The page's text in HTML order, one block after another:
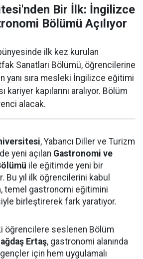
Bir İlk: İngilizce
Bölümü Açılıyor
ilk kez kurulan
Sanatları Bölümü, öğrencilerine
yanı sıra mesleki İngilizce eğitimi
kariyer kapılarını aralıyor. Bölüm
alacak.
, Yabancı Diller ve Turizm
yeni açılan Gastronomi ve
ile eğitimde yeni bir
Bu yıl ilk öğrencilerini kabul
temel gastronomi eğitimini
birleştirerek fark yaratıyor.
öğrencilere seslenen Bölüm
Ertaş, gastronomi alanında
için hem uygulamalı